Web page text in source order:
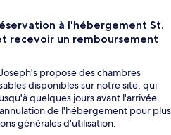
à l'hébergement St.
recevoir un remboursement
propose des chambres
disponibles sur notre site, qui
quelques jours avant l'arrivée.
de l'hébergement pour plus
générales d'utilisation.